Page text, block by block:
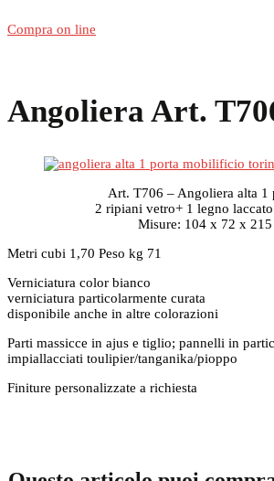
Compra on line
Angoliera Art.
Art. T706 – Angoliera alta 1
2 ripiani vetro+ 1 legno
Misure: 104 x 72 x 215
Metri cubi 1,70 Peso kg 71
Verniciatura color bianco
verniciatura particolarmente curata
disponibile anche in altre colorazioni
Parti massicce in ajus e tiglio; pannelli in
impiallacciati toulipier/tanganika/pioppo
Finiture personalizzate a richiesta